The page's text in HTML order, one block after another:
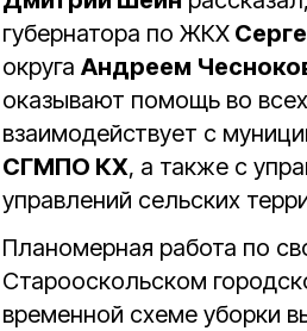
губернатора по ЖКХ
округа Андреем
оказывают помощь во
взаимодействует с
СГМПО КХ, а также с
управлений сельских
Планомерная работа по
Старооскольском
временной схеме уборки